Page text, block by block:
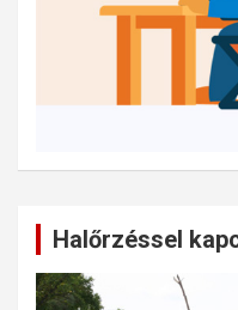
Halőrzéssel